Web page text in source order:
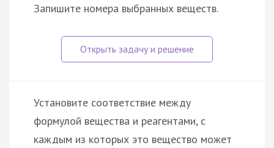
Запишите номера выбранных веществ.
Установите соответствие между
формулой вещества и реагентами, с
каждым из которых это вещество может